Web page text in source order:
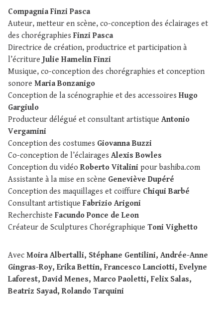
Compagnia Finzi Pasca
Auteur, metteur en scène, co-conception des éclairages et
des chorégraphies Finzi Pasca
Directrice de création, productrice et participation à
l’écritureJulie Hamelin Finzi
Musique, co-conception des chorégraphies et conception
sonore Maria Bonzanigo
Conception de la scénographie et des accessoires Hugo
Gargiulo
Producteur délégué et consultant artistique Antonio
Vergamini
Conception des costumes Giovanna Buzzi
Co-conception de l’éclairages Alexis Bowles
Conception du vidéo Roberto Vitalini pour bashiba.com
Assistante à la mise en scène Geneviève Dupéré
Conception des maquillages et coiffure Chiqui Barbé
Consultant artistique Fabrizio Arigoni
Recherchiste Facundo Ponce de Leon
Créateur de Sculptures Chorégraphique Toni Vighetto
Avec Moira Albertalli, Stéphane Gentilini, Andrée-Anne
Gingras-Roy, Erika Bettin, Francesco Lanciotti, Evelyne
Laforest, David Menes, Marco Paoletti, Felix Salas,
Beatriz Sayad, Rolando Tarquini